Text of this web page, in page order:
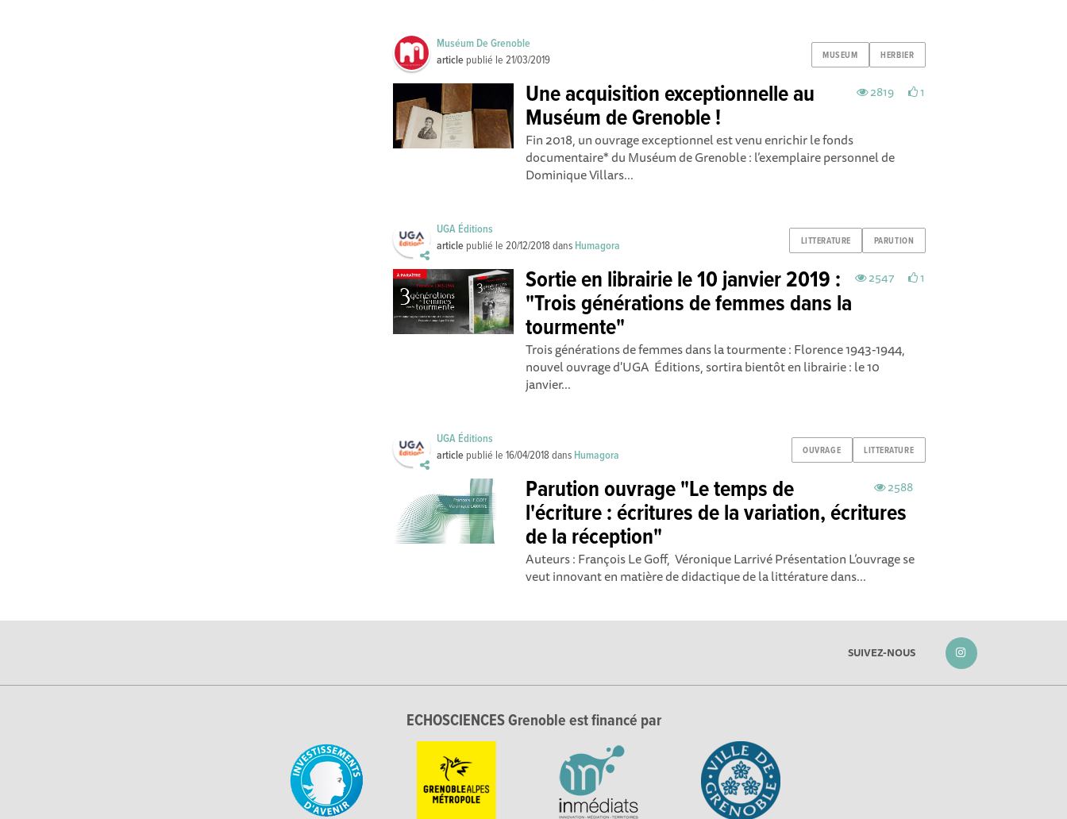
MUSEUM HERBIER
Muséum De Grenoble
article publié le21/03/2019
2819 1
Une acquisition exceptionnelle au
Muséum de Grenoble !
Fin 2018, un ouvrage exceptionnel est venu enrichir le fonds
documentaire* du Muséum de Grenoble : l’exemplaire personnel de
Dominique Villars...
LITTERATURE PARUTION
UGA Éditions
article publié le20/12/2018 dans Humagora
2547 1
Sortie en librairie le 10 janvier 2019 :
"Trois générations de femmes dans la
tourmente"
Trois générations de femmes dans la tourmente : Florence 1943-1944,
nouvel ouvrage d'UGA Éditions, sortira bientôt en librairie : le 10
janvier...
OUVRAGE LITTERATURE
UGA Éditions
article publié le16/04/2018 dans Humagora
2588
Parution ouvrage "Le temps de
l'écriture : écritures de la variation, écritures
de la réception"
Auteurs : François Le Goff, Véronique Larrivé Présentation L’ouvrage se
veut innovant en matière de didactique de la littérature dans...
SUIVEZ-NOUS
ECHOSCIENCES Grenoble est financé par